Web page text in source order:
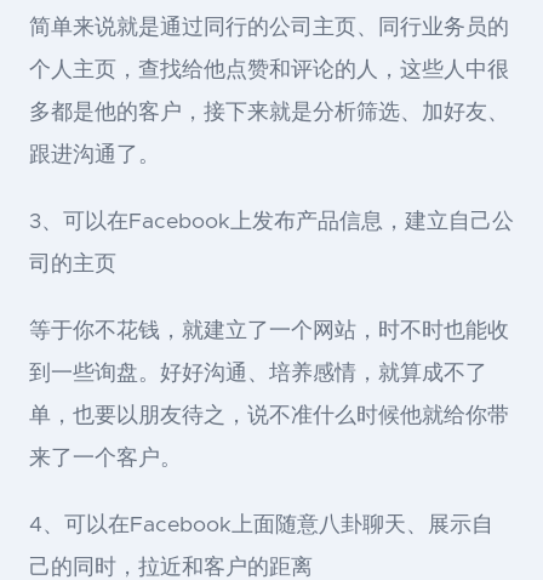
简单来说就是通过同行的公司主页、同行业务员的
个人主页，查找给他点赞和评论的人，这些人中很
多都是他的客户，接下来就是分析筛选、加好友、
跟进沟通了。
3、可以在Facebook上发布产品信息，建立自己公
司的主页
等于你不花钱，就建立了一个网站，时不时也能收
到一些询盘。好好沟通、培养感情，就算成不了
单，也要以朋友待之，说不准什么时候他就给你带
来了一个客户。
4、可以在Facebook上面随意八卦聊天、展示自
己的同时，拉近和客户的距离